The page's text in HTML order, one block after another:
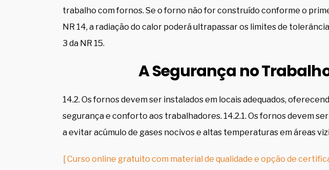
trabalho com fornos. Se o forno não for construído conforme o
NR 14, a radiação do calor poderá ultrapassar os limites de
3 da NR 15.
A Segurança no
14.2. Os fornos devem ser instalados em locais adequados,
segurança e conforto aos trabalhadores. 14.2.1. Os fornos devem
a evitar acúmulo de gases nocivos e altas temperaturas em áreas
[ Curso online gratuito com material de qualidade e opção de